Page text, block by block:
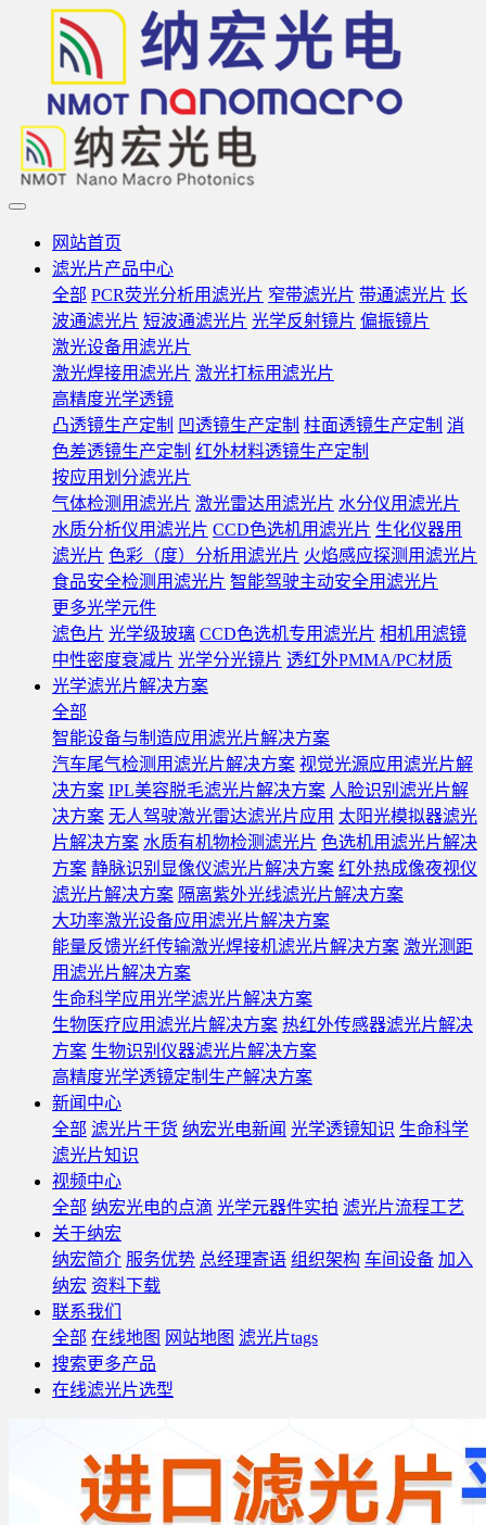
网站首页
滤光片产品中心
全部 PCR荧光分析用滤光片 窄带滤光片 带通滤光片 长
波通滤光片 短波通滤光片 光学反射镜片 偏振镜片
激光设备用滤光片
激光焊接用滤光片 激光打标用滤光片
高精度光学透镜
凸透镜生产定制 凹透镜生产定制 柱面透镜生产定制 消
色差透镜生产定制 红外材料透镜生产定制
按应用划分滤光片
气体检测用滤光片 激光雷达用滤光片 水分仪用滤光片
水质分析仪用滤光片 CCD色选机用滤光片 生化仪器用
滤光片 色彩（度）分析用滤光片 火焰感应探测用滤光片
食品安全检测用滤光片 智能驾驶主动安全用滤光片
更多光学元件
滤色片 光学级玻璃 CCD色选机专用滤光片 相机用滤镜
中性密度衰减片 光学分光镜片 透红外PMMA/PC材质
光学滤光片解决方案
全部
智能设备与制造应用滤光片解决方案
汽车尾气检测用滤光片解决方案 视觉光源应用滤光片解
决方案 IPL美容脱毛滤光片解决方案 人脸识别滤光片解
决方案 无人驾驶激光雷达滤光片应用 太阳光模拟器滤光
片解决方案 水质有机物检测滤光片 色选机用滤光片解决
方案 静脉识别显像仪滤光片解决方案 红外热成像夜视仪
滤光片解决方案 隔离紫外光线滤光片解决方案
大功率激光设备应用滤光片解决方案
能量反馈光纤传输激光焊接机滤光片解决方案 激光测距
用滤光片解决方案
生命科学应用光学滤光片解决方案
生物医疗应用滤光片解决方案 热红外传感器滤光片解决
方案 生物识别仪器滤光片解决方案
高精度光学透镜定制生产解决方案
新闻中心
全部 滤光片干货 纳宏光电新闻 光学透镜知识 生命科学
滤光片知识
视频中心
全部 纳宏光电的点滴 光学元器件实拍 滤光片流程工艺
关于纳宏
纳宏简介 服务优势 总经理寄语 组织架构 车间设备 加入
纳宏 资料下载
联系我们
全部 在线地图 网站地图 滤光片tags
搜索更多产品
在线滤光片选型